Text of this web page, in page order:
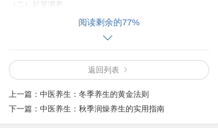
（二）起居调养
于调节人体的生物钟，增强免疫力。
建议
：每天晚上10点前入睡，早上6点左右起床。
适当运动
功效 ：适当的运动可以促进气血运行，增强体质，
阅读剩余的77%
返回列表
上一篇： 中医养生：冬季养生的黄金法则
下一篇： 中医养生：秋季润燥养生的实用指南